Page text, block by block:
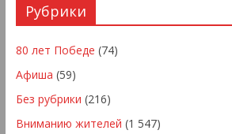
Рубрики
80 лет Победе (74)
Афиша (59)
Без рубрики (216)
Вниманию жителей (1 547)